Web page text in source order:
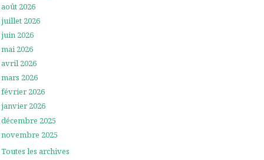
août 2026
juillet 2026
juin 2026
mai 2026
avril 2026
mars 2026
février 2026
janvier 2026
décembre 2025
novembre 2025
Toutes les archives